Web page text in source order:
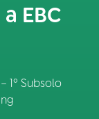
EBC
1º Subsolo